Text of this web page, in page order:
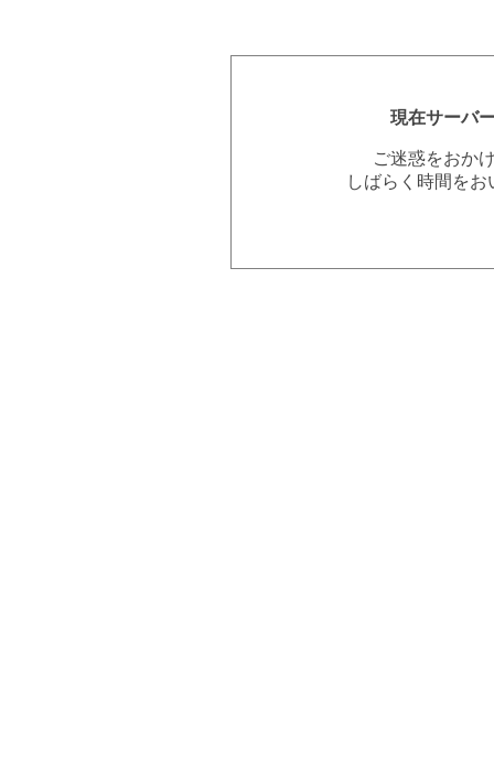
現在サーバ
ご迷惑をおか
しばらく時間を